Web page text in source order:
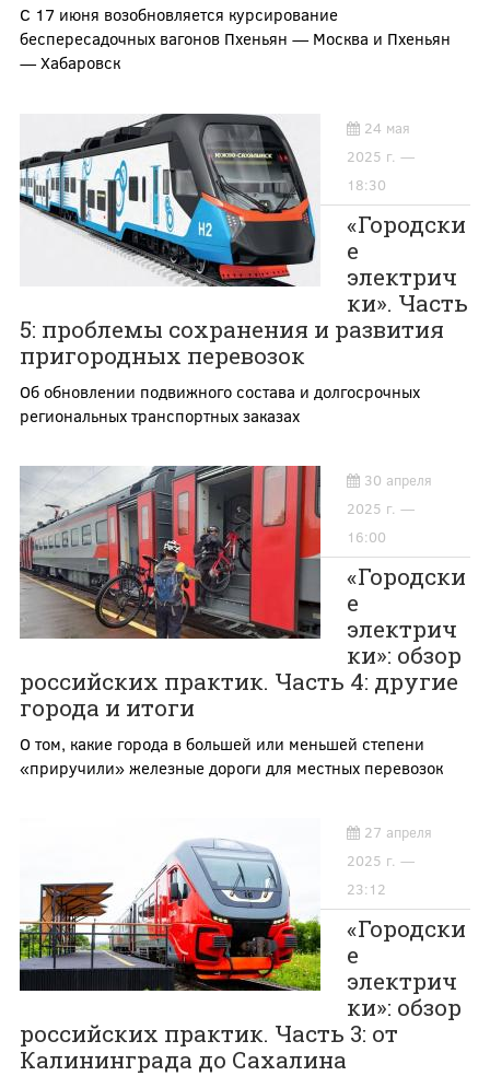
С 17 июня возобновляется курсирование
беспересадочных вагонов Пхеньян — Москва и Пхеньян
— Хабаровск
24 мая
2025 г. —
18:30
«Городски
е
электрич
ки». Часть
5: проблемы сохранения и развития
пригородных перевозок
Об обновлении подвижного состава и долгосрочных
региональных транспортных заказах
30 апреля
2025 г. —
16:00
«Городски
е
электрич
ки»: обзор
российских практик. Часть 4: другие
города и итоги
О том, какие города в большей или меньшей степени
«приручили» железные дороги для местных перевозок
27 апреля
2025 г. —
23:12
«Городски
е
электрич
ки»: обзор
российских практик. Часть 3: от
Калининграда до Сахалина